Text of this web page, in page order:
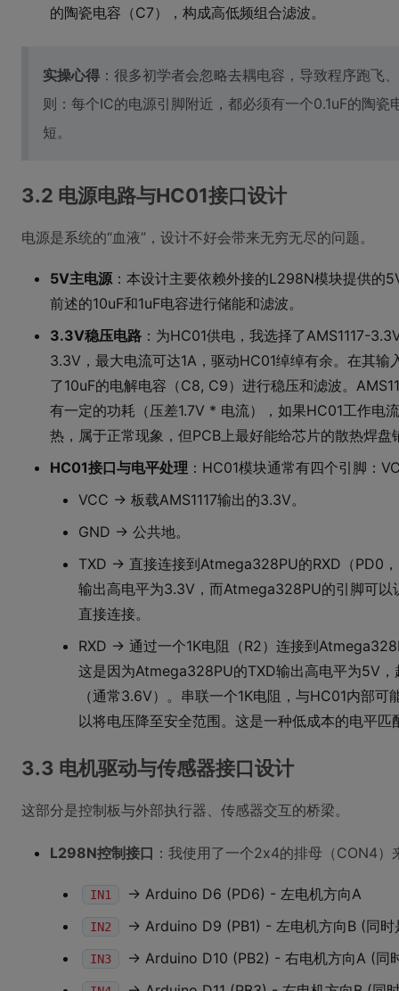
的陶瓷电容（C7），构成高低频组合滤波。
实操心得 ：很多初学者会忽略去耦电容，导致程序跑飞
则：每个IC的电源引脚附近，都必须有一个0.1uF的陶
短。
3.2 电源电路与HC01接口设计
电源是系统的“血液”，设计不好会带来无穷无尽的问题。
5V主电源：本设计主要依赖外接的L298N模块提供的
前述的10uF和1uF电容进行储能和滤波。
3.3V稳压电路 ：为HC01供电，我选择了AMS1117-
3.3V，最大电流可达1A，驱动HC01绰绰有余。在其
了10uF的电解电容（C8, C9）进行稳压和滤波。
有一定的功耗（压差1.7V * 电流），如果HC01工作电
热，属于正常现象，但PCB上最好能给芯片的散热焊
HC01接口与电平处理 ：HC01模块通常有四个引脚：
VCC -> 板载AMS1117输出的3.3V。
GND -> 公共地。
TXD -> 直接连接到Atmega328PU的RXD（PD0
输出高电平为3.3V，而Atmega328PU的引脚可
直接连接。
RXD -> 通过一个1K电阻（R2）连接到
这是因为Atmega328PU的TXD输出高电平为5V
（通常3.6V）。串联一个1K电阻，与HC01内部
以将电压降至安全范围。这是一种低成本的电平匹
3.3 电机驱动与传感器接口设计
这部分是控制板与外部执行器、传感器交互的桥梁。
L298N控制接口 ：我使用了一个2x4的排母（CON4
IN1 -> Arduino D6 (PD6) - 左电机方向A
IN2 -> Arduino D9 (PB1) - 左电机方向B (同时
IN3 -> Arduino D10 (PB2) - 右电机方向A (同